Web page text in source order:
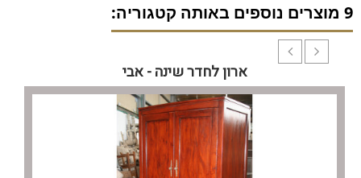
9 מוצרים נוספים באותה קטגוריה:
ארון לחדר שינה - אבי